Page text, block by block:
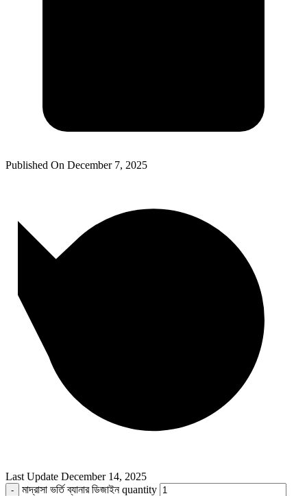
Published On December 7, 2025
Last Update December 14, 2025
মাদ্রাসা ভর্তি ব্যানার ডিজাইন quantity